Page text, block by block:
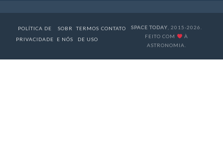
POLÍTICA DE
PRIVACIDADE
SOBR
E NÓS
TERMOS
DE USO
CONTATO SPACE TODAY , 2015-2026.
FEITO COM
À
ASTRONOMIA.